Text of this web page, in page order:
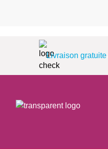
Livraison gratuite